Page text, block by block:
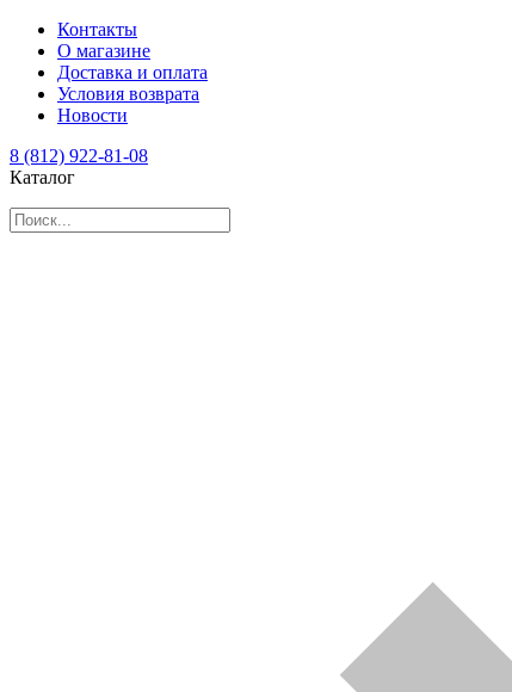
Контакты
О магазине
Доставка и оплата
Условия возврата
Новости
8 (812) 922-81-08
Каталог